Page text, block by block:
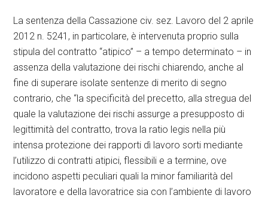
La sentenza della Cassazione civ. sez. Lavoro del 2 aprile
2012 n. 5241, in particolare, è intervenuta proprio sulla
stipula del contratto “atipico” – a tempo determinato – in
assenza della valutazione dei rischi chiarendo, anche al
fine di superare isolate sentenze di merito di segno
contrario, che “la specificità del precetto, alla stregua del
quale la valutazione dei rischi assurge a presupposto di
legittimità del contratto, trova la ratio legis nella più
intensa protezione dei rapporti dì lavoro sorti mediante
l’utilizzo di contratti atipici, flessibili e a termine, ove
incidono aspetti peculiari quali la minor familiarità del
lavoratore e della lavoratrice sia con l’ambiente di lavoro